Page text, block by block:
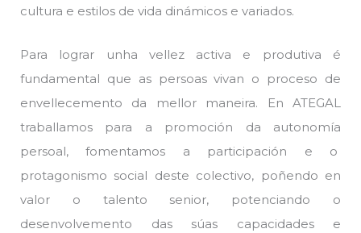
cultura e estilos de vida dinámicos e variados.
Para lograr unha vellez activa e produtiva é
fundamental que as persoas vivan o proceso de
envellecemento da mellor maneira. En ATEGAL
traballamos para a promoción da autonomía
persoal, fomentamos a participación e o
protagonismo social deste colectivo, poñendo en
valor o talento senior, potenciando o
desenvolvemento das súas capacidades e